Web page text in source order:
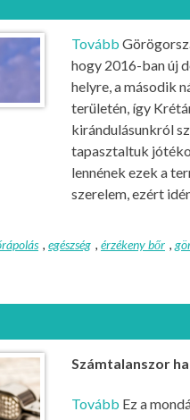
Tovább
hogy 2016-ban új
helyre, a második
területén, így
kirándulásunkról
tapasztaltuk
lennének ezek a
szerelem, ezért
, egészség , érzékeny bőr ,
Számtalanszor
Tovább Ez a